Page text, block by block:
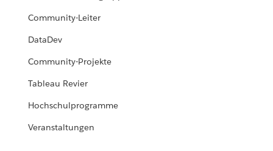
Community-Leiter
DataDev
Community-Projekte
Tableau Revier
Hochschulprogramme
Veranstaltungen